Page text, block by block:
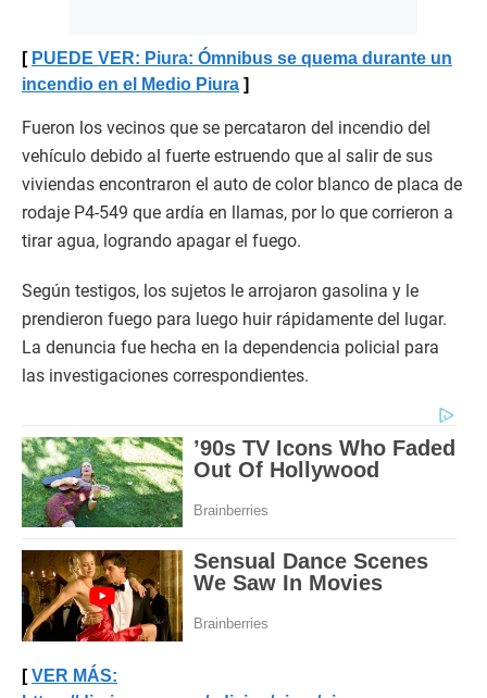
PUEDE VER: Piura: Ómnibus se quema durante un
incendio en el Medio Piura
Fueron los vecinos que se percataron del incendio del
vehículo debido al fuerte estruendo que al salir de sus
viviendas encontraron el auto de color blanco de placa de
rodaje P4-549 que ardía en llamas, por lo que corrieron a
tirar agua, logrando apagar el fuego.
Según testigos, los sujetos le arrojaron gasolina y le
prendieron fuego para luego huir rápidamente del lugar.
La denuncia fue hecha en la dependencia policial para
las investigaciones correspondientes.
VER MÁS: